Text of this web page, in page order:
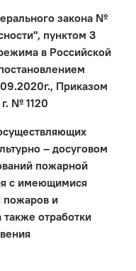
закона №
пунктом 3
в Российской
Приказом
№ 1120
– досуговом
пожарной
с имеющимися
пожаров и
отработки